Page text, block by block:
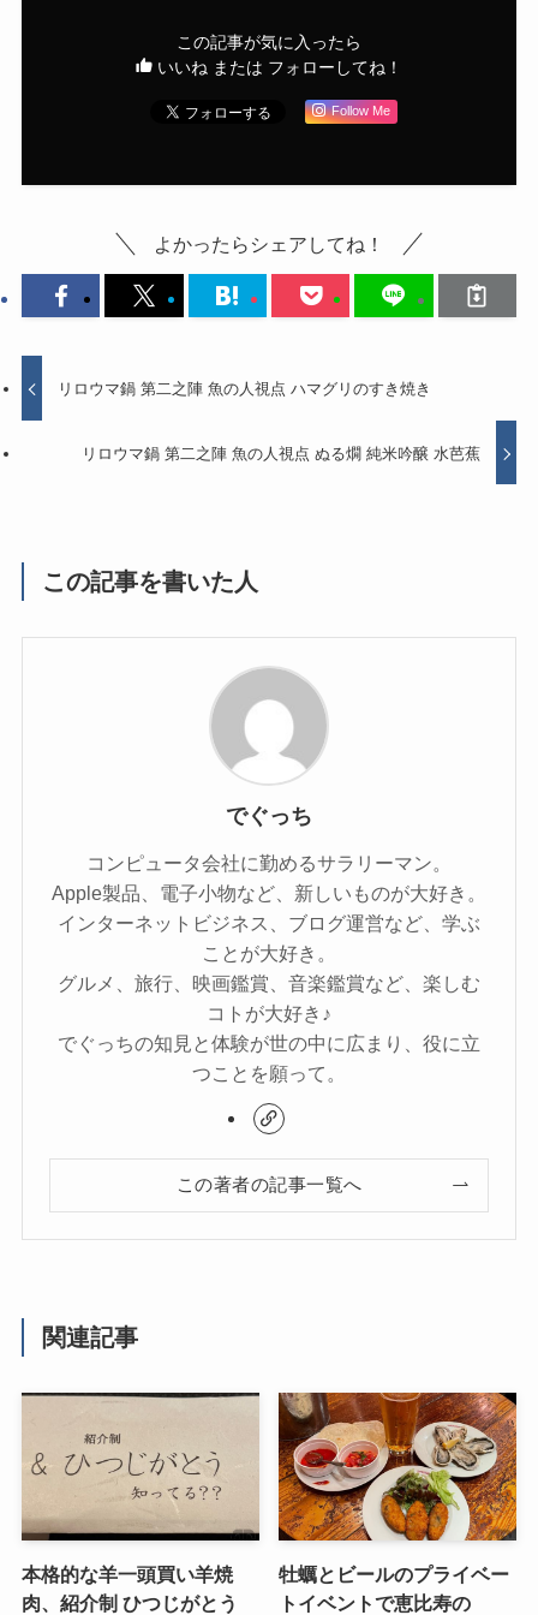
この記事が気に入ったら
いいね または フォローしてね！
Follow Me
よかったらシェアしてね！
リロウマ鍋 第二之陣 魚の人視点 ハマグリのすき焼き
リロウマ鍋 第二之陣 魚の人視点 ぬる燗 純米吟醸 水芭蕉
この記事を書いた人
でぐっち
コンピュータ会社に勤めるサラリーマン。
Apple製品、電子小物など、新しいものが大好き。
インターネットビジネス、ブログ運営など、学ぶ
ことが大好き。
グルメ、旅行、映画鑑賞、音楽鑑賞など、楽しむ
コトが大好き♪
でぐっちの知見と体験が世の中に広まり、役に立
つことを願って。
この著者の記事一覧へ
関連記事
本格的な羊一頭買い羊焼
肉、紹介制 ひつじがとう
牡蠣とビールのプライベー
トイベントで恵比寿の